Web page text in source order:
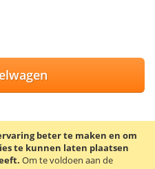
beter te maken en om
te kunnen laten plaatsen
Om te voldoen aan de
VERLANGLIJST